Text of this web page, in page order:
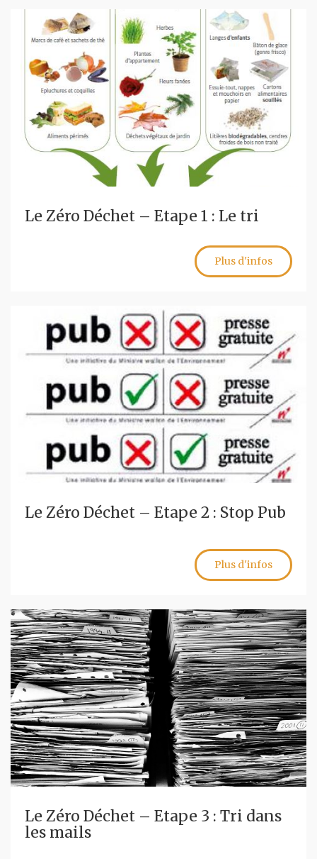
Le Zéro Déchet – Etape 1 : Le tri
Plus d'infos
Le Zéro Déchet – Etape 2 : Stop Pub
Plus d'infos
Le Zéro Déchet – Etape 3 : Tri dans
les mails